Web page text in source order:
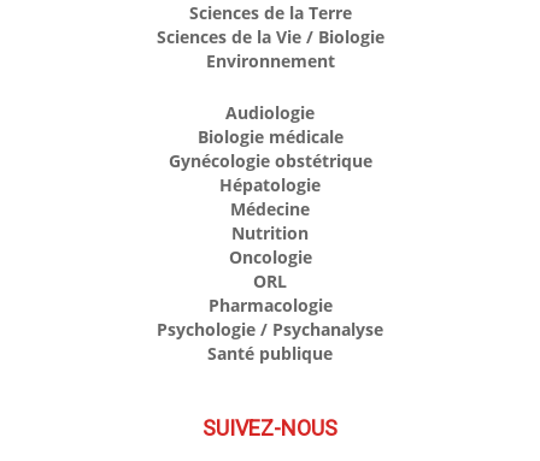
Sciences de la Terre
Sciences de la Vie / Biologie
Environnement
Audiologie
Biologie médicale
Gynécologie obstétrique
Hépatologie
Médecine
Nutrition
Oncologie
ORL
Pharmacologie
Psychologie / Psychanalyse
Santé publique
SUIVEZ-NOUS